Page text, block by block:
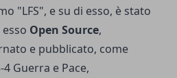
"LFS", e su di esso, è stato
Open Source,
e pubblicato, come
Guerra e Pace,